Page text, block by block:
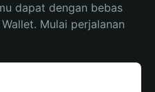
dapat dengan bebas
Mulai perjalanan